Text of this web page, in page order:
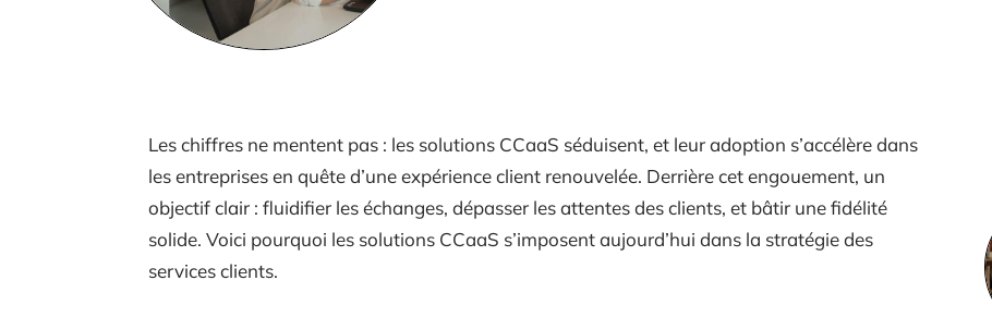
Les chiffres ne mentent pas : les solutions CCaaS séduisent, et leur adoption s’accélère dans
les entreprises en quête d’une expérience client renouvelée. Derrière cet engouement, un
objectif clair : fluidifier les échanges, dépasser les attentes des clients, et bâtir une fidélité
solide. Voici pourquoi les solutions CCaaS s’imposent aujourd’hui dans la stratégie des
services clients.